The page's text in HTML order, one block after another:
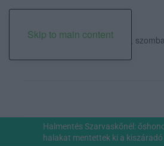
Skip to main content
2026. augusztus 08.,
Halmentés Szarvaskőnél:
halakat mentettek ki a kiszáradó